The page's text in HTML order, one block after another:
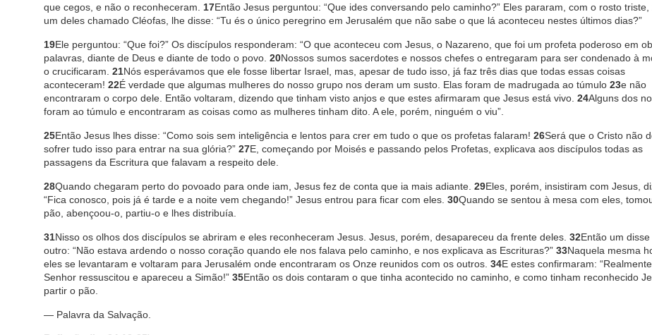
que cegos, e não o reconheceram. 17Então Jesus perguntou: “Que ides conversando pelo caminho?” Eles pararam, com o rosto triste,
um deles chamado Cléofas, lhe disse: “Tu és o único peregrino em Jerusalém que não sabe o que lá aconteceu nestes últimos dias?”
19Ele perguntou: “Que foi?” Os discípulos responderam: “O que aconteceu com Jesus, o Nazareno, que foi um profeta poderoso em
palavras, diante de Deus e diante de todo o povo. 20Nossos sumos sacerdotes e nossos chefes o entregaram para ser condenado à
o crucificaram. 21Nós esperávamos que ele fosse libertar Israel, mas, apesar de tudo isso, já faz três dias que todas essas coisas
aconteceram! 22É verdade que algumas mulheres do nosso grupo nos deram um susto. Elas foram de madrugada ao túmulo 23e não
encontraram o corpo dele. Então voltaram, dizendo que tinham visto anjos e que estes afirmaram que Jesus está vivo. 24Alguns dos
foram ao túmulo e encontraram as coisas como as mulheres tinham dito. A ele, porém, ninguém o viu”.
25Então Jesus lhes disse: “Como sois sem inteligência e lentos para crer em tudo o que os profetas falaram! 26Será que o Cristo não
sofrer tudo isso para entrar na sua glória?” 27E, começando por Moisés e passando pelos Profetas, explicava aos discípulos todas as
passagens da Escritura que falavam a respeito dele.
28Quando chegaram perto do povoado para onde iam, Jesus fez de conta que ia mais adiante. 29Eles, porém, insistiram com Jesus,
“Fica conosco, pois já é tarde e a noite vem chegando!” Jesus entrou para ficar com eles. 30Quando se sentou à mesa com eles,
pão, abençoou-o, partiu-o e lhes distribuía.
31Nisso os olhos dos discípulos se abriram e eles reconheceram Jesus. Jesus, porém, desapareceu da frente deles. 32Então um
outro: “Não estava ardendo o nosso coração quando ele nos falava pelo caminho, e nos explicava as Escrituras?” 33Naquela mesma
eles se levantaram e voltaram para Jerusalém onde encontraram os Onze reunidos com os outros. 34E estes confirmaram:
Senhor ressuscitou e apareceu a Simão!” 35Então os dois contaram o que tinha acontecido no caminho, e como tinham reconhecido
partir o pão.
— Palavra da Salvação.